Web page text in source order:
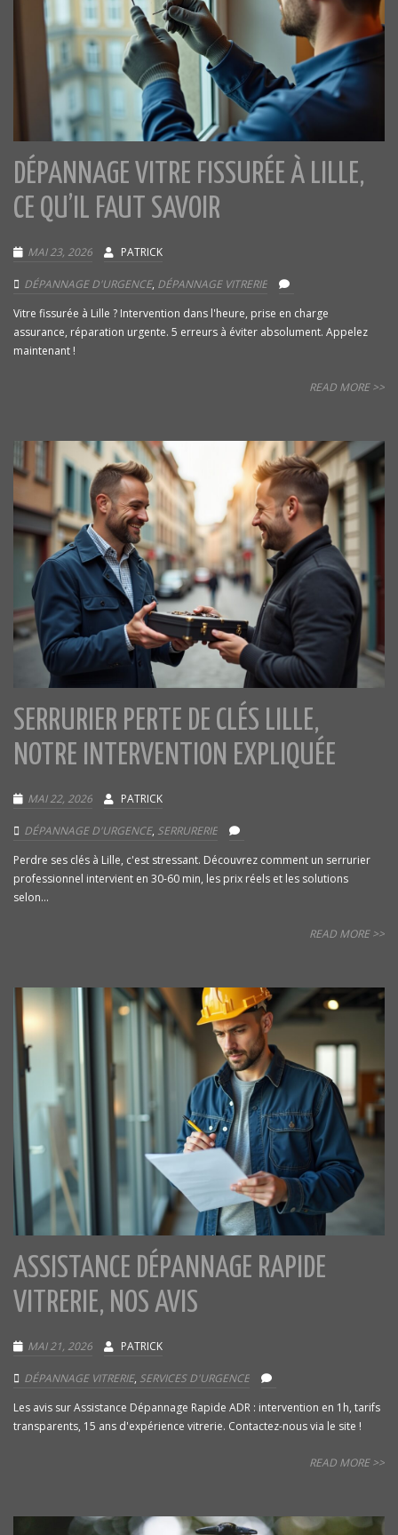
DÉPANNAGE VITRE FISSURÉE À LILLE,
CE QU’IL FAUT SAVOIR
MAI 23, 2026 PATRICK
DÉPANNAGE D'URGENCE, DÉPANNAGE VITRERIE
Vitre fissurée à Lille ? Intervention dans l'heure, prise en charge
assurance, réparation urgente. 5 erreurs à éviter absolument. Appelez
maintenant !
READ MORE >>
SERRURIER PERTE DE CLÉS LILLE,
NOTRE INTERVENTION EXPLIQUÉE
MAI 22, 2026 PATRICK
DÉPANNAGE D'URGENCE, SERRURERIE
Perdre ses clés à Lille, c'est stressant. Découvrez comment un serrurier
professionnel intervient en 30-60 min, les prix réels et les solutions
selon...
READ MORE >>
ASSISTANCE DÉPANNAGE RAPIDE
VITRERIE, NOS AVIS
MAI 21, 2026 PATRICK
DÉPANNAGE VITRERIE, SERVICES D'URGENCE
Les avis sur Assistance Dépannage Rapide ADR : intervention en 1h, tarifs
transparents, 15 ans d'expérience vitrerie. Contactez-nous via le site !
READ MORE >>